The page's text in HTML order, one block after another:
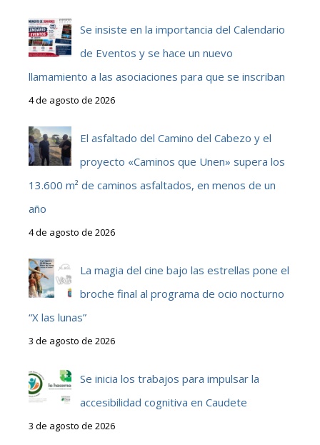
Se insiste en la importancia del Calendario
de Eventos y se hace un nuevo
llamamiento a las asociaciones para que se inscriban
4 de agosto de 2026
El asfaltado del Camino del Cabezo y el
proyecto «Caminos que Unen» supera los
13.600 m² de caminos asfaltados, en menos de un
año
4 de agosto de 2026
La magia del cine bajo las estrellas pone el
broche final al programa de ocio nocturno
“X las lunas”
3 de agosto de 2026
Se inicia los trabajos para impulsar la
accesibilidad cognitiva en Caudete
3 de agosto de 2026